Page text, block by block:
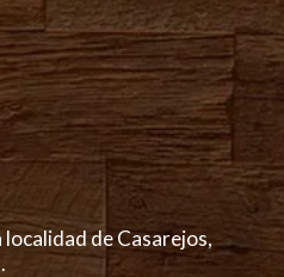
de Casarejos,